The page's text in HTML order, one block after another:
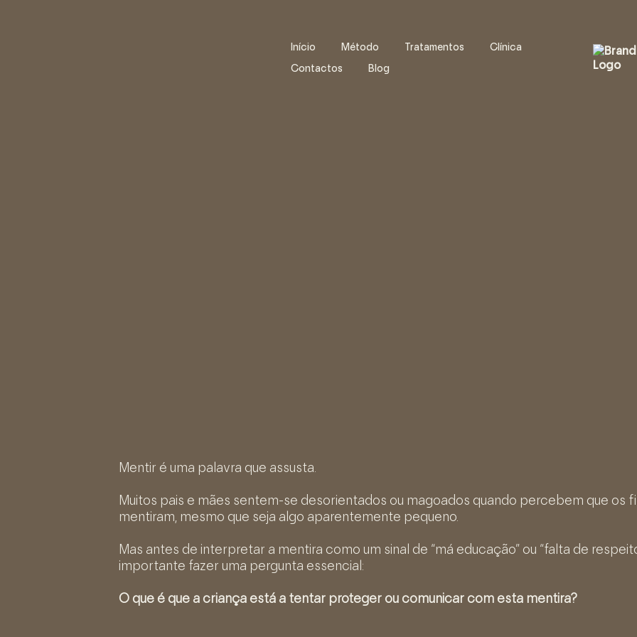
Início Método Tratamentos Clínica
Contactos Blog
Mentir é uma palavra que assusta.
Muitos pais e mães sentem-se desorientados ou magoados quando percebem que os
mentiram, mesmo que seja algo aparentemente pequeno.
Mas antes de interpretar a mentira como um sinal de “má educação” ou “falta de
importante fazer uma pergunta essencial:
O que é que a criança está a tentar proteger ou comunicar com esta mentira?